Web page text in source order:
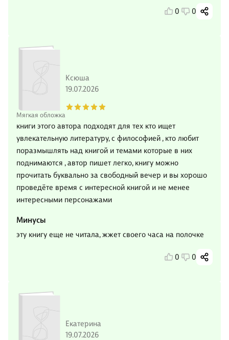
0 0
Мягкая обложка
Ксюша
19.07.2026
книги этого автора подходят для тех кто ищет
увлекательную литературу, с философией , кто любит
поразмышлять над книгой и темами которые в них
поднимаются , автор пишет легко, книгу можно
прочитать буквально за свободный вечер и вы хорошо
проведёте время с интересной книгой и не менее
интересными персонажами
Минусы
эту книгу еще не читала, жжет своего часа на полочке
0 0
Екатерина
19.07.2026